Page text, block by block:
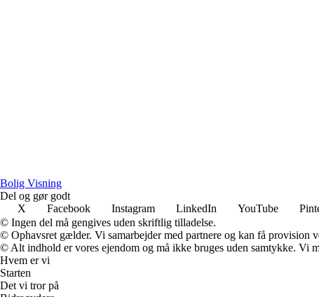
Bolig Visning
Del og gør godt
X
Facebook Instagram LinkedIn YouTube
© Ingen del må gengives uden skriftlig tilladelse.
© Ophavsret gælder. Vi samarbejder med partnere og kan få provision
© Alt indhold er vores ejendom og må ikke bruges uden samtykke. Vi
Hvem er vi
Starten
Det vi tror på